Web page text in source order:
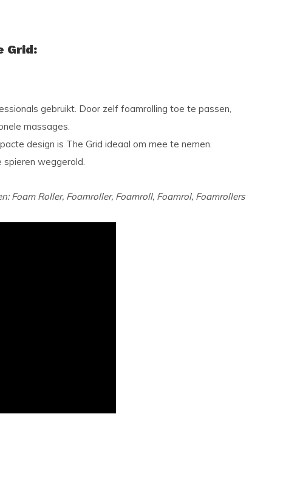
Grid:
gebruikt. Door zelf foamrolling toe te passen,
massages.
design is The Grid ideaal om mee te nemen.
spieren weggerold.
Foam Roller, Foamroller, Foamroll, Foamrol, Foamrollers